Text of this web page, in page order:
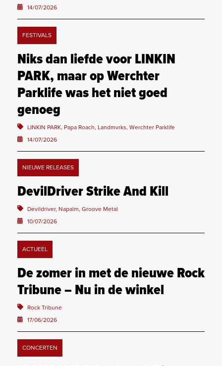
14/07/2026
FESTIVALS
Niks dan liefde voor LINKIN
PARK, maar op Werchter
Parklife was het niet goed
genoeg
LINKIN PARK, Papa Roach, Landmvrks, Werchter Parklife
14/07/2026
NIEUWE RELEASES
DevilDriver Strike And Kill
Devildriver, Napalm, Groove Metal
10/07/2026
ACTUEEL
De zomer in met de nieuwe Rock
Tribune – Nu in de winkel
Rock Tribune
17/06/2026
CONCERTEN